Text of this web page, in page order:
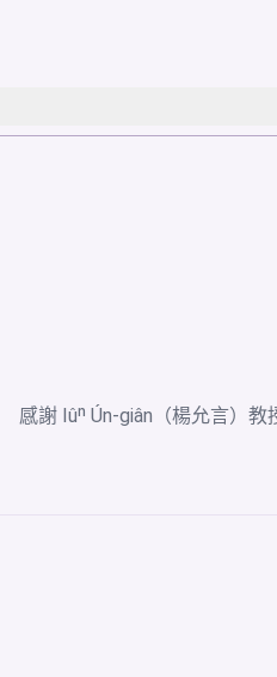
感謝 Iûⁿ Ún-giân（楊允言）